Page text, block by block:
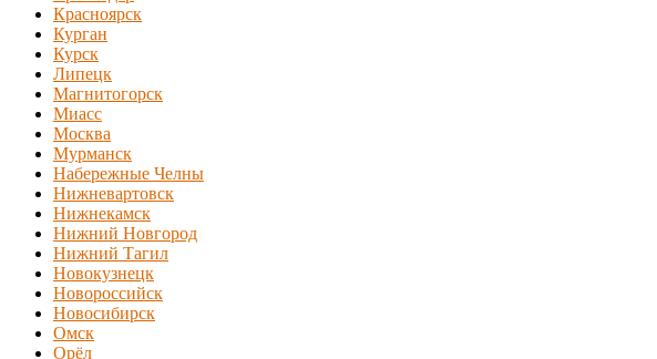
Красноярск
Курган
Курск
Липецк
Магнитогорск
Миасс
Москва
Мурманск
Набережные Челны
Нижневартовск
Нижнекамск
Нижний Новгород
Нижний Тагил
Новокузнецк
Новороссийск
Новосибирск
Омск
Орёл